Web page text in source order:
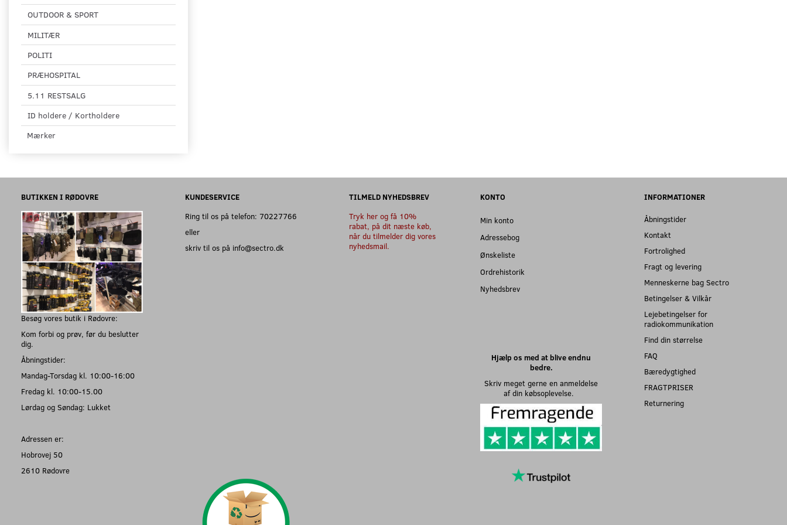
OUTDOOR & SPORT
MILITÆR
POLITI
PRÆHOSPITAL
5.11 RESTSALG
ID holdere / Kortholdere
Mærker
BUTIKKEN I RØDOVRE
Besøg vores butik i Rødovre:
Kom forbi og prøv, før du beslutter
dig.
Åbningstider:
Mandag-Torsdag kl. 10:00-16:00
Fredag kl. 10:00-15.00
Lørdag og Søndag: Lukket
Adressen er:
Hobrovej 50
2610 Rødovre
KUNDESERVICE
Ring til os på telefon: 70227766
eller
skriv til os på info@sectro.dk
TILMELD NYHEDSBREV
Tryk her og få 10%
rabat, på dit næste køb,
når du tilmelder dig vores
nyhedsmail.
KONTO
Min konto
Adressebog
Ønskeliste
Ordrehistorik
Nyhedsbrev
Hjælp os med at blive endnu
bedre.
Skriv meget gerne en anmeldelse
af din købsoplevelse.
INFORMATIONER
Åbningstider
Kontakt
Fortrolighed
Fragt og levering
Menneskerne bag Sectro
Betingelser & Vilkår
Lejebetingelser for
radiokommunikation
Find din størrelse
FAQ
Bæredygtighed
FRAGTPRISER
Returnering